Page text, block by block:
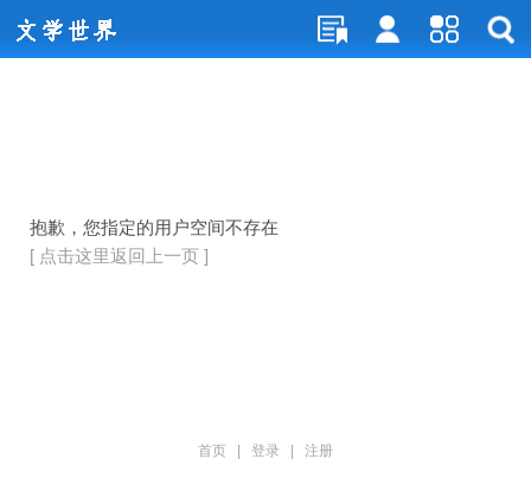
抱歉，您指定的用户空间不存在
[ 点击这里返回上一页 ]
首页 登录 注册